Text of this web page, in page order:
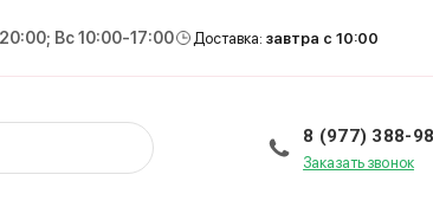
Вс 10:00-17:00 Доставка: завтра с 10:00
8 (977) 388-
Заказать звонок